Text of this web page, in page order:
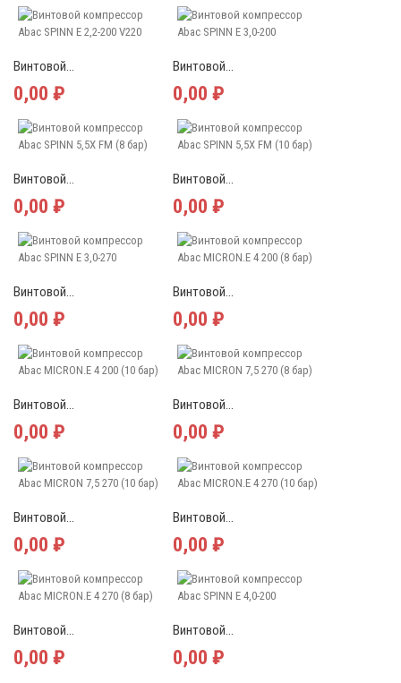
Винтовой...
0,00 ₽
Винтовой...
0,00 ₽
Винтовой...
0,00 ₽
Винтовой...
0,00 ₽
Винтовой...
0,00 ₽
Винтовой...
0,00 ₽
Винтовой...
0,00 ₽
Винтовой...
0,00 ₽
Винтовой...
0,00 ₽
Винтовой...
0,00 ₽
Винтовой...
0,00 ₽
Винтовой...
0,00 ₽